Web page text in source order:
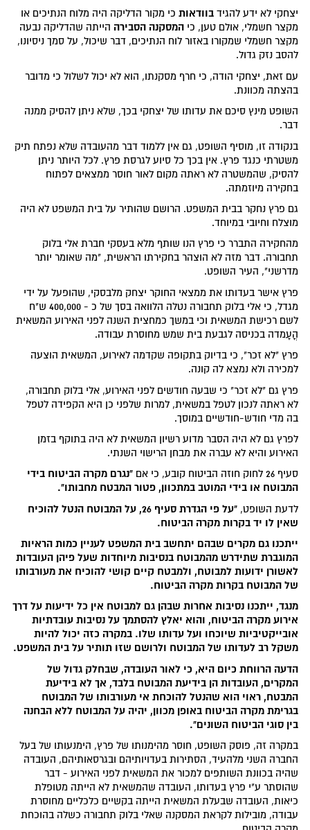
יצחקי לא ידע להגידבוודאות כי מקור הדליקה היה מלוח הנתיכים או
מקצר חשמלי, אולם טען, כיהמסקנה הסבירה הייתה שהדליקה נבעה
מקצר חשמלי שמקורו באזור לוח הנתיכים, דבר שיכול, על סמך ניסיונו,
להסב נזק גדול.
עם זאת, יצחקי הודה, כי חרף מסקנתו, הוא לא יכול לשלול כי מדובר
בהצתה מכוונת.
השופט מינץ סיכם את עדותו של יצחקי בכך, שלא ניתן להסיק ממנה
דבר.
בנקודה זו, מוסיף השופט, גם אין ללמוד דבר מהעובדה שלא נפתח תיק
משטרתי כנגד פרץ. אין בכך כל סיוע לגרסת פרץ. לכל היותר ניתן
להסיק, שהמשטרה לא ראתה מקום לאור חוסר ממצאים לפתוח
בחקירה מיוזמתה.
גם פרץ נחקר בבית המשפט. הרושם שהותיר על בית המשפט לא היה
מוצלח וחיובי במיוחד.
מהחקירה התברר כי פרץ הנו שותף מלא בעסקי חברת אלי בלוק
תחבורה. דבר מזה לא הוצהר בחקירתו הראשית, "מה שאומר יותר
מדרשני", העיר השופט.
פרץ אישר בעדותו את ממצאי החוקר יצחק מלבסקי, שהופעל על ידי
מגדל, כי אלי בלוק תחבורה נטלה הלוואה בסך של כ - 400,000 ש"ח
לשם רכישת המשאית וכי במשך כמחצית השנה לפני האירוע המשאית
הֳעָמדה בכניסה לגבעת בית שמש מחוסרת עבודה.
פרץ "לא זכר", כי בדיוק בתקופה שקדמה לאירוע, המשאית הוצעה
למכירה ולא נמצא לה קונה.
פרץ גם "לא זכר" כי שבעה חודשים לפני האירוע, אלי בלוק תחבורה,
לא ראתה לנכון לטפל במשאית, למרות שלפני כן היא הקפידה לטפל
בה מדי חודש-חודשיים במוסך.
לפרץ גם לא היה הסבר מדוע רשיון המשאית לא היה בתוקף בזמן
האירוע והיא לא עברה את מבחן הרישוי השנתי.
סעיף 26 לחוק חוזה הביטוח קובע, כי אם
"נגרם מקרה הביטוח בידי
המבוטח או בידי המוטב במתכוון, פטור המבטח מחבותו".
לדעת השופט,
"על פי הגדרת סעיף 26, על המבוטח הנטל להוכיח
שאין לו יד בקרות מקרה הביטוח.
ייתכנו גם מקרים שבהם יתחשב בית המשפט לעניין כמות הראיות
המוגברת שתידרש מהמבוטח בנסיבות מיוחדות שעל פיהן העובדות
לאשורן ידועות למבוטח, ולמבטח קיים קושי להוכיח את מעורבותו
של המבוטח בקרות מקרה הביטוח.
מנגד, ייתכנו נסיבות אחרות שבהן גם למבוטח אין כל ידיעות על דרך
אירוע מקרה הביטוח, והוא יאלץ להסתמך על נסיבות עובדתיות
אובייקטיביות שיוכחו ועל עדותו שלו. במקרה כזה יכול להיות
משקל רב לעדותו של המבוטח ולרושם שזו תותיר על בית המשפט.
הדעה הרווחת כיום היא, כי לאור העובדה, שבחלק גדול של
המקרים, העובדות הן בידיעת המבוטח בלבד, אך לא בידיעת
המבטח, ראוי הוא שהנטל להוכחת אי מעורבותו של המבוטח
בגרימת מקרה הביטוח באופן מכוון, יהיה על המבוטח ללא הבחנה
בין סוגי הביטוח השונים".
במקרה זה, פוסק השופט, חוסר מהימנותו של פרץ, הימנעותו של בעל
החברה השני מלהעיד, הסתירות בעדויותיהם ובגרסאותיהם, העובדה
שהיה בכוונת השותפים למכור את המשאית לפני האירוע - דבר
שהוסתר ע"י פרץ בעדותו, העובדה שהמשאית לא הייתה מטופלת
כיאות, העובדה שבעלת המשאית הייתה בקשיים כלכליים מחוסרת
עבודה, מובילות לקראת המסקנה שאלי בלוק תחבורה כשלה בהוכחת